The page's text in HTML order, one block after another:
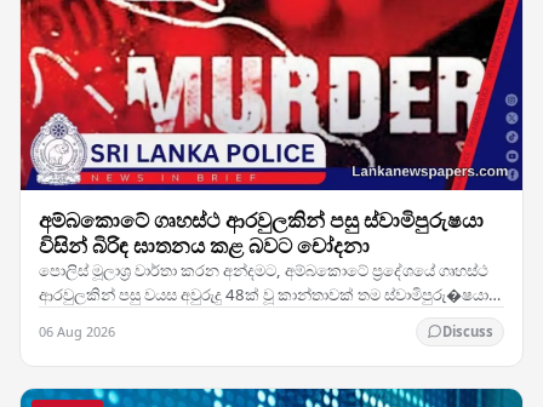
අම්බකොටේ ගෘහස්ථ ආරවුලකින් පසු ස්වාමිපුරුෂයා
විසින් බිරිඳ ඝාතනය කළ බවට චෝදනා
පොලිස් මූලාශ්‍ර වාර්තා කරන අන්දමට, අම්බකොටේ ප්‍රදේශයේ ගෘහස්ථ
ආරවුලකින් පසු වයස අවුරුදු 48ක් වූ කාන්තාවක් තම ස්වාමිපුරු�ෂයා
06 Aug 2026 Discuss